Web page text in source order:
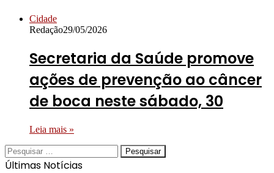
Cidade
Redação29/05/2026
Secretaria da Saúde promove
ações de prevenção ao câncer
de boca neste sábado, 30
Leia mais »
Pesquisar
por:
Últimas Notícias